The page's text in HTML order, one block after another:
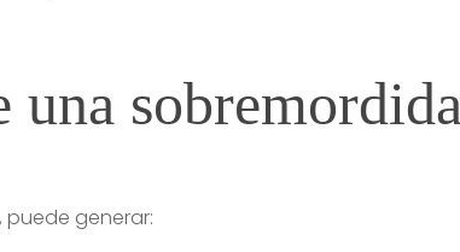
una
puede generar: